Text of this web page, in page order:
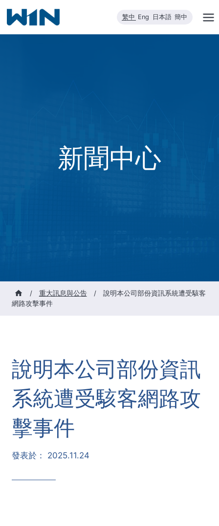
內
繁中 Eng 日本語 簡中
新聞中心
/ 重大訊息與公告 /
說明本公司部份資訊系統遭受駭客
網路攻擊事件
說明本公司部份資訊
系統遭受駭客網路攻
擊事件
發表於： 2025.11.24